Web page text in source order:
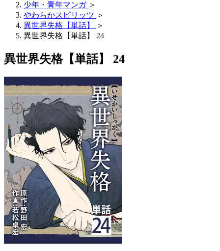
少年・青年マンガ ＞
やわらかスピリッツ ＞
異世界失格【単話】
＞
異世界失格【単話】 24
異世界失格【単話】 24